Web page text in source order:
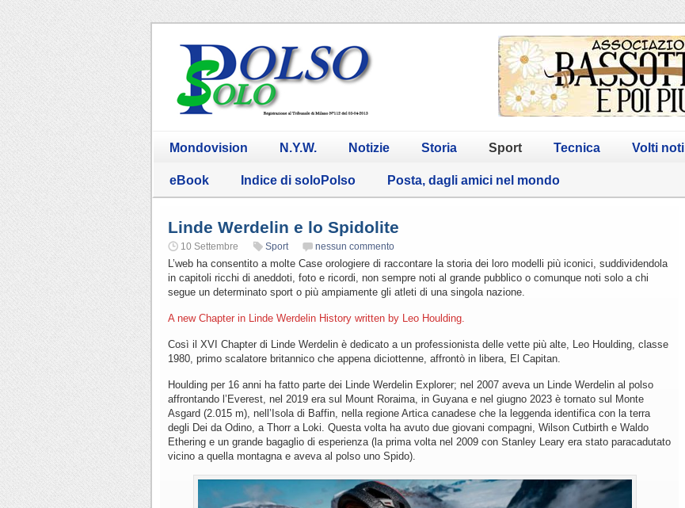
Mondovision N.Y.W. Notizie Storia Sport Tecnica Volti noti
eBook Indice di soloPolso Posta, dagli amici nel mondo
Linde Werdelin e lo Spidolite
10 Settembre Sport nessun commento
L’web ha consentito a molte Case orologiere di raccontare la storia dei loro modelli più iconici, suddividendola
in capitoli ricchi di aneddoti, foto e ricordi, non sempre noti al grande pubblico o comunque noti solo a chi
segue un determinato sport o più ampiamente gli atleti di una singola nazione.
A new Chapter in Linde Werdelin History written by Leo Houlding.
Così il XVI Chapter di Linde Werdelin è dedicato a un professionista delle vette più alte, Leo Houlding, classe
1980, primo scalatore britannico che appena diciottenne, affrontò in libera, El Capitan.
Houlding per 16 anni ha fatto parte dei Linde Werdelin Explorer; nel 2007 aveva un Linde Werdelin al polso
affrontando l’Everest, nel 2019 era sul Mount Roraima, in Guyana e nel giugno 2023 è tornato sul Monte
Asgard (2.015 m), nell’Isola di Baffin, nella regione Artica canadese che la leggenda identifica con la terra
degli Dei da Odino, a Thorr a Loki. Questa volta ha avuto due giovani compagni, Wilson Cutbirth e Waldo
Ethering e un grande bagaglio di esperienza (la prima volta nel 2009 con Stanley Leary era stato paracadutato
vicino a quella montagna e aveva al polso uno Spido).